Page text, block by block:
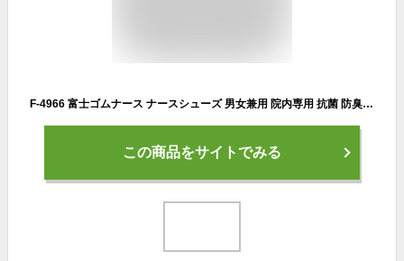
F-4966 富士ゴムナース ナースシューズ 男女兼用 院内専用 抗菌 防臭加工 静電気帯電防止 疲れにくい 通気性 衝撃吸収 クッション性 メッシュ フジゴム 医療用 看護師 介護 ユニセックス 病院 看護靴 紐靴 ナースクール ナーススニーカー 大きいサイズ ホワイト 白
この商品をサイトでみる